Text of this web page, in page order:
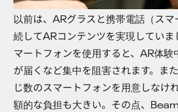
以前は、ARグラスと携帯電話（ス
続してARコンテンツを実現していま
マートフォンを使用すると、AR体験
が届くなど集中を阻害されます。ま
じ数のスマートフォンを用意しなけ
額的な負担も大きい。その点、